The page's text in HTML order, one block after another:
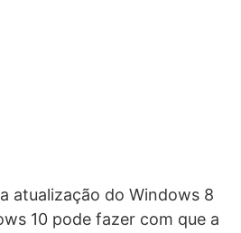
atualização do Windows 8
10 pode fazer com que a